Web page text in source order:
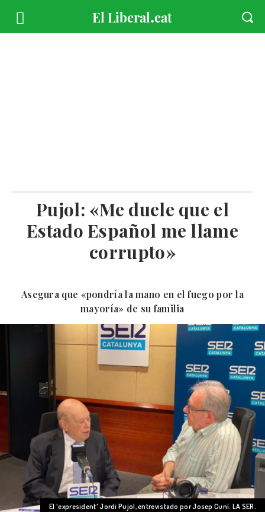
Pujol: «Me duele que el
Estado Español me llame
corrupto»
Asegura que «pondría la mano en el fuego por la
mayoría» de su familia
El 'expresident' Jordi Pujol, entrevistado por Josep Cuní. LA SER.